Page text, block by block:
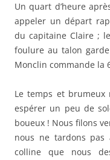
Un quart d’heure
appeler un départ
du capitaine Claire ;
foulure au talon
Monclin commande la
Le temps et
espérer un peu de
boueux ! Nous filons
nous ne tardons pas
colline que nous